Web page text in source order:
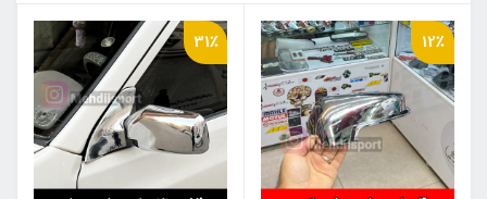
12٪ 31٪